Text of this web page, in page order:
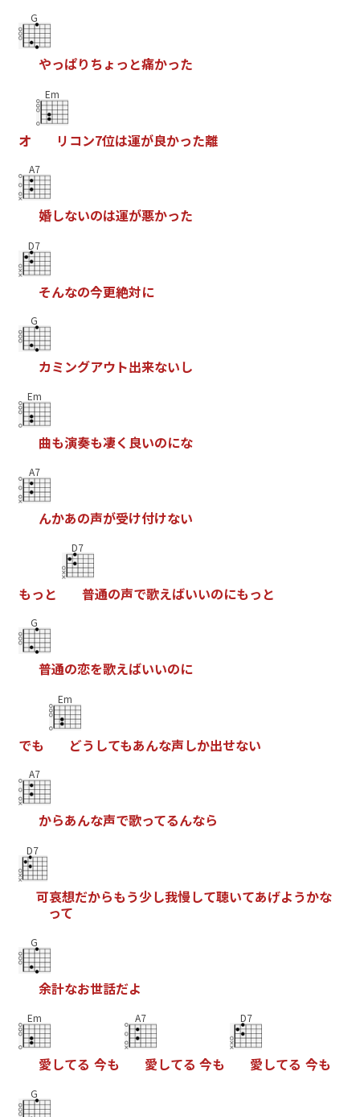
G
やっぱり ちょ っ と痛かった
オ
Em
リ コン7位は運が良かった離
A7
婚しないのは運が悪かった
D7
そんなの今更絶対に
G
カミングアウ ト出来ないし
Em
曲も演奏も凄く 良いのにな
A7
んかあの声が受け付けない
もっ と
D7
普通の声で歌えばいいのにもっ と
G
普通の恋を歌えばいいのに
でも
Em
どう してもあんな声しか出せない
A7
からあんな声で歌ってるんなら
D7
可哀想だからもう少し我慢して聴いてあげようかな
って
G
余計なお世話だよ
Em
愛してる 今も
A7
愛してる 今も
D7
愛してる 今も
G